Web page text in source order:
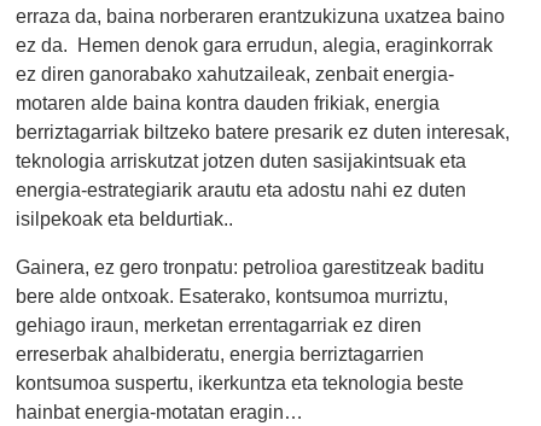
erraza da, baina norberaren erantzukizuna uxatzea baino
ez da. Hemen denok gara errudun, alegia, eraginkorrak
ez diren ganorabako xahutzaileak, zenbait energia-
motaren alde baina kontra dauden frikiak, energia
berriztagarriak biltzeko batere presarik ez duten interesak,
teknologia arriskutzat jotzen duten sasijakintsuak eta
energia-estrategiarik arautu eta adostu nahi ez duten
isilpekoak eta beldurtiak..
Gainera, ez gero tronpatu: petrolioa garestitzeak baditu
bere alde ontxoak. Esaterako, kontsumoa murriztu,
gehiago iraun, merketan errentagarriak ez diren
erreserbak ahalbideratu, energia berriztagarrien
kontsumoa suspertu, ikerkuntza eta teknologia beste
hainbat energia-motatan eragin…